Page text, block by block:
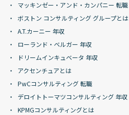
マッキンゼー・アンド・カンパニー 転職
ボストン コンサルティング グループとは
A.T.カーニー 年収
ローランド・ベルガー 年収
ドリームインキュベータ 年収
アクセンチュアとは
PwCコンサルティング 転職
デロイトトーマツコンサルティング 年収
KPMGコンサルティングとは